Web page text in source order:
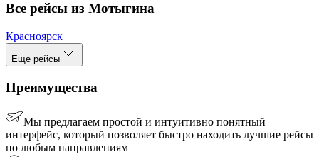
Все рейсы из Мотыгина
Красноярск
Еще рейсы
Преимущества
Мы предлагаем простой и интуитивно понятный
интерфейс, который позволяет быстро находить лучшие рейсы
по любым направлениям